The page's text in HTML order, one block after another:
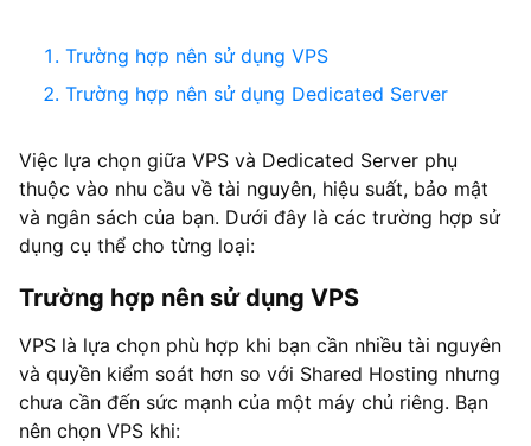
Trường hợp nên sử dụng VPS
Trường hợp nên sử dụng Dedicated Server
Việc lựa chọn giữa VPS và Dedicated Server phụ
thuộc vào nhu cầu về tài nguyên, hiệu suất, bảo mật
và ngân sách của bạn. Dưới đây là các trường hợp sử
dụng cụ thể cho từng loại:
Trường hợp nên sử dụng VPS
VPS là lựa chọn phù hợp khi bạn cần nhiều tài nguyên
và quyền kiểm soát hơn so với Shared Hosting nhưng
chưa cần đến sức mạnh của một máy chủ riêng. Bạn
nên chọn VPS khi: